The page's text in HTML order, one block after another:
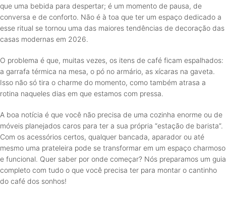
que uma bebida para despertar; é um momento de pausa, de
conversa e de conforto. Não é à toa que ter um espaço dedicado a
esse ritual se tornou uma das maiores tendências de decoração das
casas modernas em 2026.
O problema é que, muitas vezes, os itens de café ficam espalhados:
a garrafa térmica na mesa, o pó no armário, as xícaras na gaveta.
Isso não só tira o charme do momento, como também atrasa a
rotina naqueles dias em que estamos com pressa.
A boa notícia é que você não precisa de uma cozinha enorme ou de
móveis planejados caros para ter a sua própria “estação de barista”.
Com os acessórios certos, qualquer bancada, aparador ou até
mesmo uma prateleira pode se transformar em um espaço charmoso
e funcional. Quer saber por onde começar? Nós preparamos um guia
completo com tudo o que você precisa ter para montar o cantinho
do café dos sonhos!